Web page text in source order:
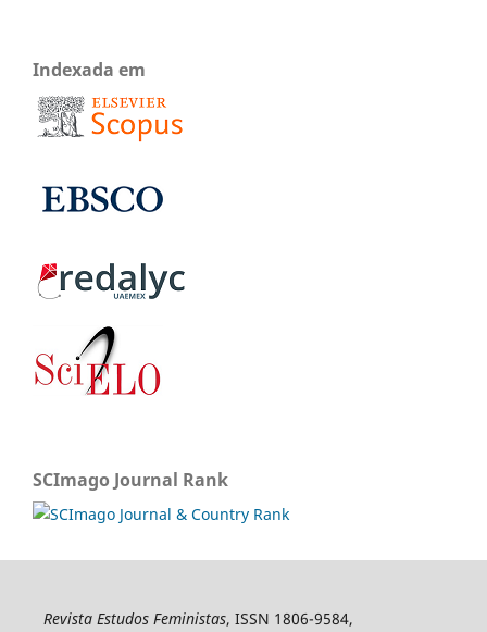
Indexada em
SCImago Journal Rank
Revista Estudos Feministas, ISSN 1806-9584,